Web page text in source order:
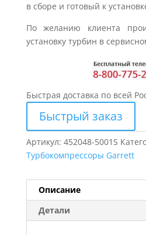
в сборе и готовый к
По желанию клиента
установку турбин в
Быстрая доставка по всей
Быстрый заказ
Артикул: 452048-5001S
Турбокомпрессоры Garrett
Описание
Детали